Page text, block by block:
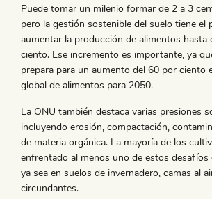
Puede tomar un milenio formar de 2 a 3
pero la gestión sostenible del suelo tiene el
aumentar la producción de alimentos hasta
ciento. Ese incremento es importante, ya
prepara para un aumento del 60 por ciento
global de alimentos para 2050.
La ONU también destaca varias presiones
incluyendo erosión, compactación,
de materia orgánica. La mayoría de los
enfrentado al menos uno de estos desafíos
ya sea en suelos de invernadero, camas al
circundantes.